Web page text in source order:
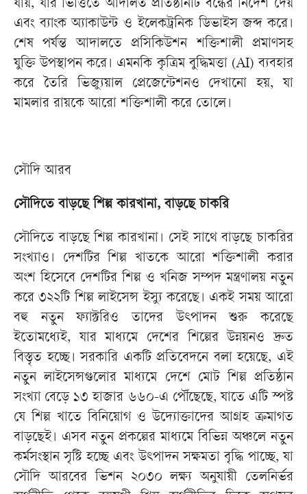
যায়, যার ভিত্তিতে আদালত প্রতিষ্ঠানটি বন্ধের নির্দেশ দেয়
এবং ব্যাংক অ্যাকাউন্ট ও ইলেকট্রনিক ডিভাইস জব্দ করে।
শেষ পর্যন্ত আদালতে প্রসিকিউশন শক্তিশালী প্রমাণসহ
যুক্তি উপস্থাপন করে। এমনকি কৃত্রিম বুদ্ধিমত্তা (AI) ব্যবহার
করে তৈরি ভিজ্যুয়াল প্রেজেন্টেশনও দেখানো হয়, যা
মামলার রায়কে আরো শক্তিশালী করে তোলে।
সৌদি আরব
সৌদিতে বাড়ছে শিল্প কারখানা, বাড়ছে চাকরি
সৌদিতে বাড়ছে শিল্প কারখানা। সেই সাথে বাড়ছে চাকরির
সংখ্যাও। দেশটির শিল্প খাতকে আরো শক্তিশালী করার
অংশ হিসেবে দেশটির শিল্প ও খনিজ সম্পদ মন্ত্রণালয় নতুন
করে ৩২২টি শিল্প লাইসেন্স ইস্যু করেছে। একই সময় আরো
বহু নতুন ফ্যাক্টরিও তাদের উৎপাদন শুরু করেছে
ইতোমধ্যেই, যার মাধ্যমে দেশের শিল্পের উন্নয়নও দ্রুত
বিস্তৃত হচ্ছে। সরকারি একটি প্রতিবেদনে বলা হয়েছে, এই
নতুন লাইসেন্সগুলোর মাধ্যমে দেশে মোট শিল্প প্রতিষ্ঠান
সংখ্যা বেড়ে ১৩ হাজার ৬৬০-এ পৌঁছেছে, যাতে এটি স্পষ্ট
যে শিল্প খাতে বিনিয়োগ ও উদ্যোক্তাদের আগ্রহ ক্রমাগত
বাড়ছেই। এসব নতুন প্রকল্পের মাধ্যমে বিভিন্ন অঞ্চলে নতুন
কর্মসংস্থান সৃষ্টি হচ্ছে এবং উৎপাদন সক্ষমতা বৃদ্ধি পাচ্ছে, যা
সৌদি আরবের ভিশন ২০৩০ লক্ষ্য অনুযায়ী তেলনির্ভর